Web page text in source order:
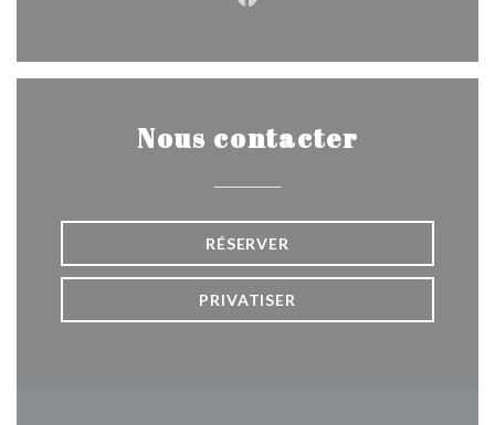
Facebook ((ouvre une
Nous contacter
RÉSERVER
PRIVATISER